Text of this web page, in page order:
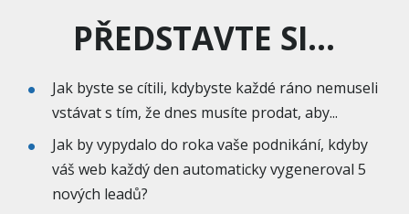
PŘEDSTAVTE SI...
Jak byste se cítili, kdybyste každé ráno nemuseli
vstávat s tím, že dnes musíte prodat, aby...
Jak by vypydalo do roka vaše podnikání, kdyby
váš web každý den automaticky vygeneroval 5
nových leadů?